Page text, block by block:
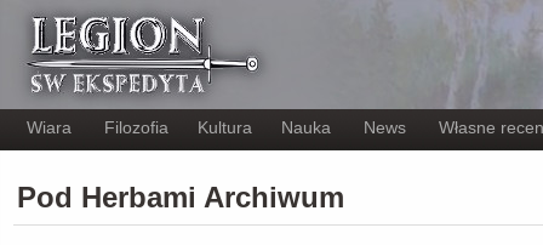
Wiara Filozofia Kultura Nauka News Własne
Pod Herbami Archiwum